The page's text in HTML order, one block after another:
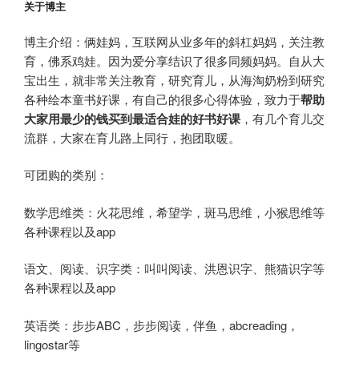
关于博主
博主介绍：俩娃妈，互联网从业多年的斜杠妈妈，关注教
育，佛系鸡娃。因为爱分享结识了很多同频妈妈。自从大
宝出生，就非常关注教育，研究育儿，从海淘奶粉到研究
各种绘本童书好课，有自己的很多心得体验，致力于帮助
大家用最少的钱买到最适合娃的好书好课 ，有几个育儿交
流群，大家在育儿路上同行，抱团取暖。
可团购的类别：
数学思维类：火花思维，希望学，斑马思维，小猴思维等
各种课程以及app
语文、阅读、识字类：叫叫阅读、洪恩识字、熊猫识字等
各种课程以及app
英语类：步步ABC，步步阅读，伴鱼，abcreading，
lingostar等